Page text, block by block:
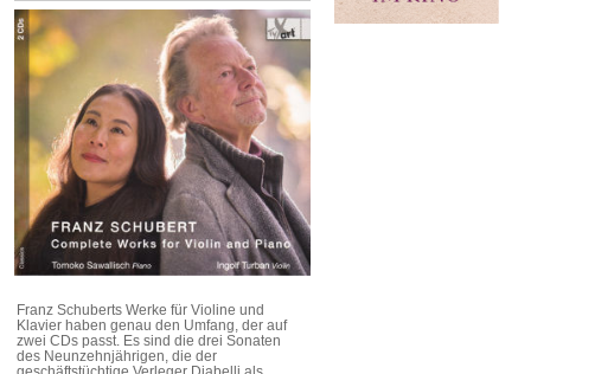
Franz Schuberts Werke für Violine und
Klavier haben genau den Umfang, der auf
zwei CDs passt. Es sind die drei Sonaten
des Neunzehnjährigen, die der